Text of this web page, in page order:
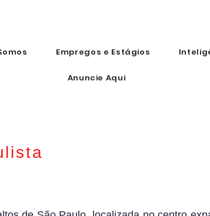
Empregos e Estágios
Anuncie Aqui